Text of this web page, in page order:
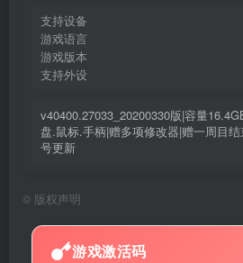
支持设备
游戏语言
游戏版本
支持外设
v40400.27033_20200330版|容量
盘.鼠标.手柄|赠多项修改器|赠一周目
号更新
© 版权声明
游戏激活码